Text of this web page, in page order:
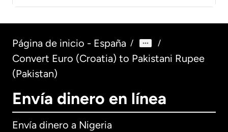
Página de inicio - España / /
Convert Euro (Croatia) to Pakistani Rupee
(Pakistan)
Envía dinero en línea
Envía dinero a Nigeria